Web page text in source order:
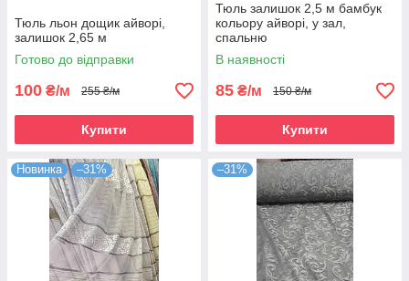
Тюль льон дощик айворі,
залишок 2,65 м
Готово до відправки
100 ₴/м 255 ₴/м
Купити
Тюль залишок 2,5 м бамбук
кольору айворі, у зал,
спальню
В наявності
85 ₴/м 150 ₴/м
Купити
Новинка –31% –31%